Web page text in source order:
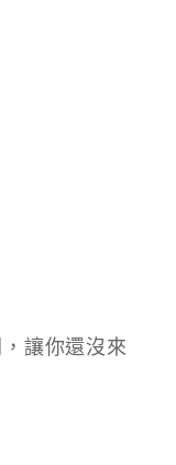
， 讓你還沒來